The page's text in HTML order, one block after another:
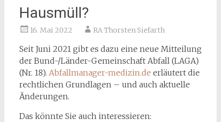
Hausmüll?
16. Mai 2022 RA Thorsten Siefarth
Seit Juni 2021 gibt es dazu eine neue Mitteilung
der Bund-/Länder-Gemeinschaft Abfall (LAGA)
(Nr. 18). Abfallmanager-medizin.de erläutert die
rechtlichen Grundlagen – und auch aktuelle
Änderungen.
Das könnte Sie auch interessieren: